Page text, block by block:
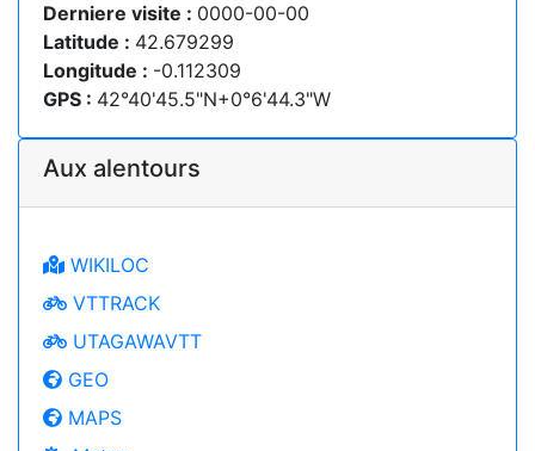
Derniere visite : 0000-00-00
Latitude : 42.679299
Longitude : -0.112309
GPS : 42°40'45.5"N+0°6'44.3"W
Aux alentours
WIKILOC
VTTRACK
UTAGAWAVTT
GEO
MAPS